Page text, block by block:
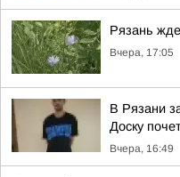
Рязань
Вчера, 17:05
В Рязани
Доску
Вчера, 16:49